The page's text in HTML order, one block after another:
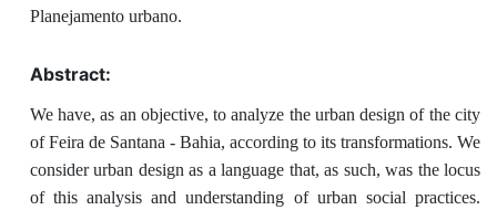
Planejamento urbano.
Abstract:
We have, as an objective, to analyze the urban design of the city
of Feira de Santana - Bahia, according to its transformations. We
consider urban design as a language that, as such, was the locus
of this analysis and understanding of urban social practices.